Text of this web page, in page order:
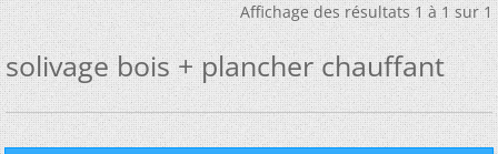
Affichage des résultats 1 à 1 sur 1
solivage bois + plancher chauffant